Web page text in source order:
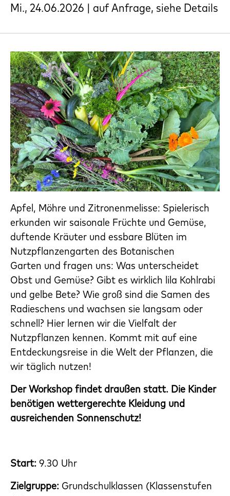
Mi., 24.06.2026 | auf Anfrage, siehe Details
Apfel, Möhre und Zitronenmelisse: Spielerisch
erkunden wir saisonale Früchte und Gemüse,
duftende Kräuter und essbare Blüten im
Nutzpflanzengarten des Botanischen
Garten und fragen uns: Was unterscheidet
Obst und Gemüse? Gibt es wirklich lila Kohlrabi
und gelbe Bete? Wie groß sind die Samen des
Radieschens und wachsen sie langsam oder
schnell? Hier lernen wir die Vielfalt der
Nutzpflanzen kennen. Kommt mit auf eine
Entdeckungsreise in die Welt der Pflanzen, die
wir täglich nutzen!
Der Workshop findet draußen statt. Die Kinder
benötigen wettergerechte Kleidung und
ausreichenden Sonnenschutz!
Start: 9.30 Uhr
Zielgruppe: Grundschulklassen (Klassenstufen